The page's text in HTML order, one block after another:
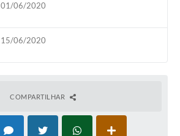
01/06/2020
15/06/2020
COMPARTILHAR